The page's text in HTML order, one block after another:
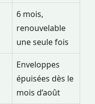
6 mois,
renouvelable
une seule fois
Enveloppes
épuisées dès le
mois d’août